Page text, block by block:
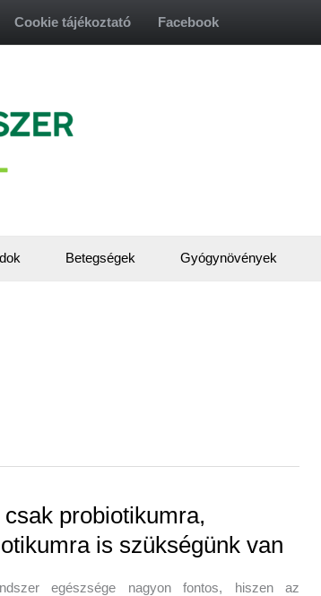
Cookie tájékoztató Facebook
Betegségek Gyógynövények
csak probiotikumra,
is szükségünk van
egészsége nagyon fontos, hiszen az